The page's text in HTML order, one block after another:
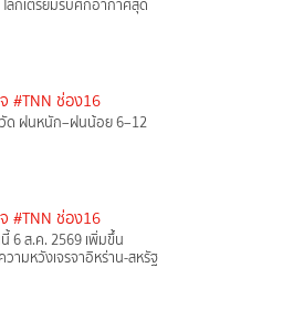
ลกเตรียมรับศึกอากาศสุด
#TNN ช่อง16
ด ฝนหนัก–ฝนน้อย 6–12
#TNN ช่อง16
6 ส.ค. 2569 เพิ่มขึ้น
ามหวังเจรจาอิหร่าน-สหรัฐ